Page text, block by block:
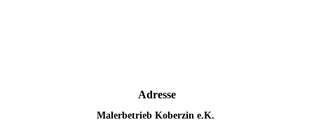
Adresse
Malerbetrieb Koberzin e.K.